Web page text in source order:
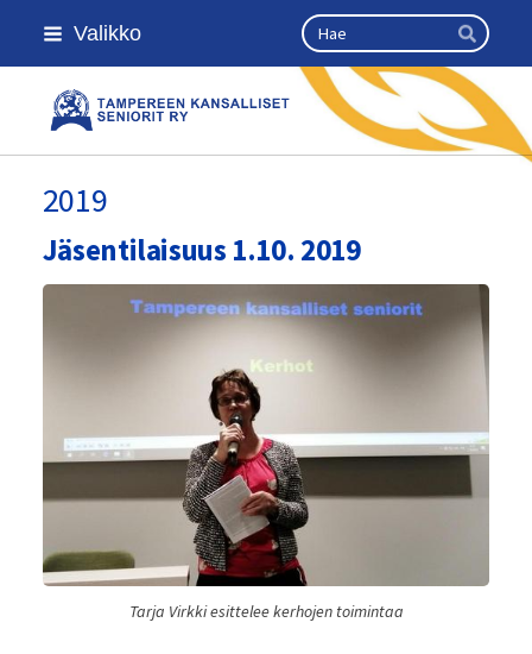
Siirry
sivun
Valikko Haku
Hae
Kansallinen senioriliitto
2019
Jäsentilaisuus 1.10. 2019
Tarja Virkki esittelee kerhojen toimintaa